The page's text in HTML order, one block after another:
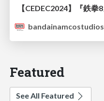
bandainamcostudios
Featured
See All Featured